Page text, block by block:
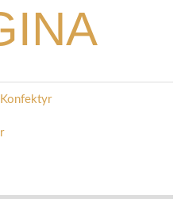
Konfektyr